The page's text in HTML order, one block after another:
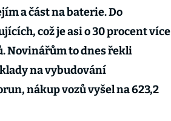
a část na baterie. Do
což je asi o 30 procent více
Novinářům to dnes řekli
na vybudování
nákup vozů vyšel na 623,2